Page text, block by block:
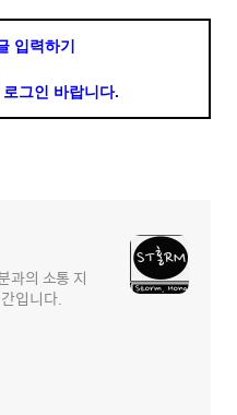
입력하기
그인 바랍니다.
과의 소통 지
입니다.